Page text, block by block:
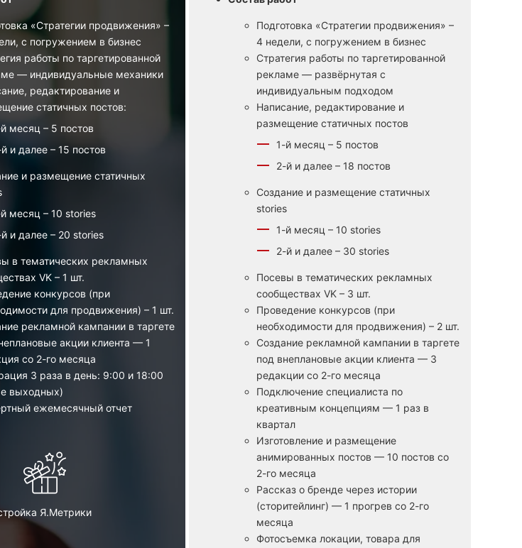
«Стратегии продвижения» –
с погружением в бизнес
работы по таргетированной
— индивидуальные механики
редактирование и
статичных постов:
месяц – 5 постов
и далее – 15 постов
и размещение статичных
месяц – 10 stories
и далее – 20 stories
в тематических рекламных
VK – 1 шт.
конкурсов (при
для продвижения) – 1 шт.
рекламной кампании в таргете
акции клиента — 1
со 2-го месяца
3 раза в день: 9:00 и 18:00
выходных)
ежемесячный отчет
Я.Метрики
Подготовка «Стратегии продвижения» –
4 недели, с погружением в бизнес
Стратегия работы по таргетированной
рекламе — развёрнутая с
индивидуальным подходом
Написание, редактирование и
размещение статичных постов
1-й месяц – 5 постов
2-й и далее – 18 постов
Создание и размещение статичных
stories
1-й месяц – 10 stories
2-й и далее – 30 stories
Посевы в тематических рекламных
сообществах VK – 3 шт.
Проведение конкурсов (при
необходимости для продвижения) – 2 шт.
Создание рекламной кампании в таргете
под внеплановые акции клиента — 3
редакции со 2-го месяца
Подключение специалиста по
креативным концепциям — 1 раз в
квартал
Изготовление и размещение
анимированных постов — 10 постов со
2-го месяца
Рассказ о бренде через истории
(сторитейлинг) — 1 прогрев со 2-го
месяца
Фотосъемка локации, товара для